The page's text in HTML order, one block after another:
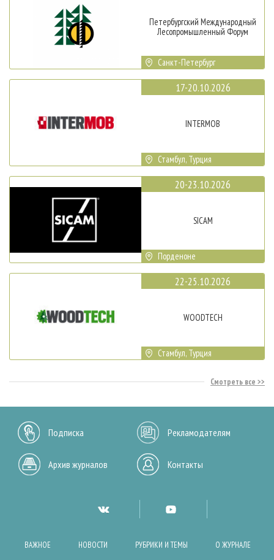
Петербургский Международный
Лесопромышленный Форум
Санкт-Петербург
17-20.10.2026
INTERMOB
Стамбул, Турция
20-23.10.2026
SICAM
Порденоне
22-25.10.2026
WOODTECH
Стамбул, Турция
Смотреть все
Подписка Рекламодателям
Архив журналов Контакты
ВАЖНОЕ НОВОСТИ РУБРИКИ И ТЕМЫ О ЖУРНАЛЕ